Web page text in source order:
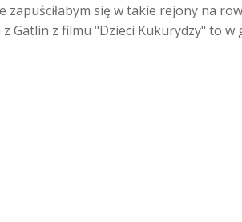
zapuściłabym się w takie rejony na
z Gatlin z filmu "Dzieci Kukurydzy" to